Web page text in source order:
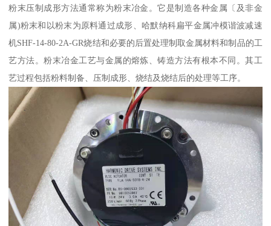
粉末压制成形方法通常称为粉末冶金。它是制造各种金属〔及非金
属)粉末和以粉末为原料通过成形、哈默纳科扁平金属冲模谐波减速
机SHF-14-80-2A-GR烧结和必要的后置处理制取金属材料和制品的工
艺方法。粉末冶金工艺与金属的熔炼、铸造方法有根本不同。其工
艺过程包括粉料制备、压制成形、烧结及烧结后的处理等工序。